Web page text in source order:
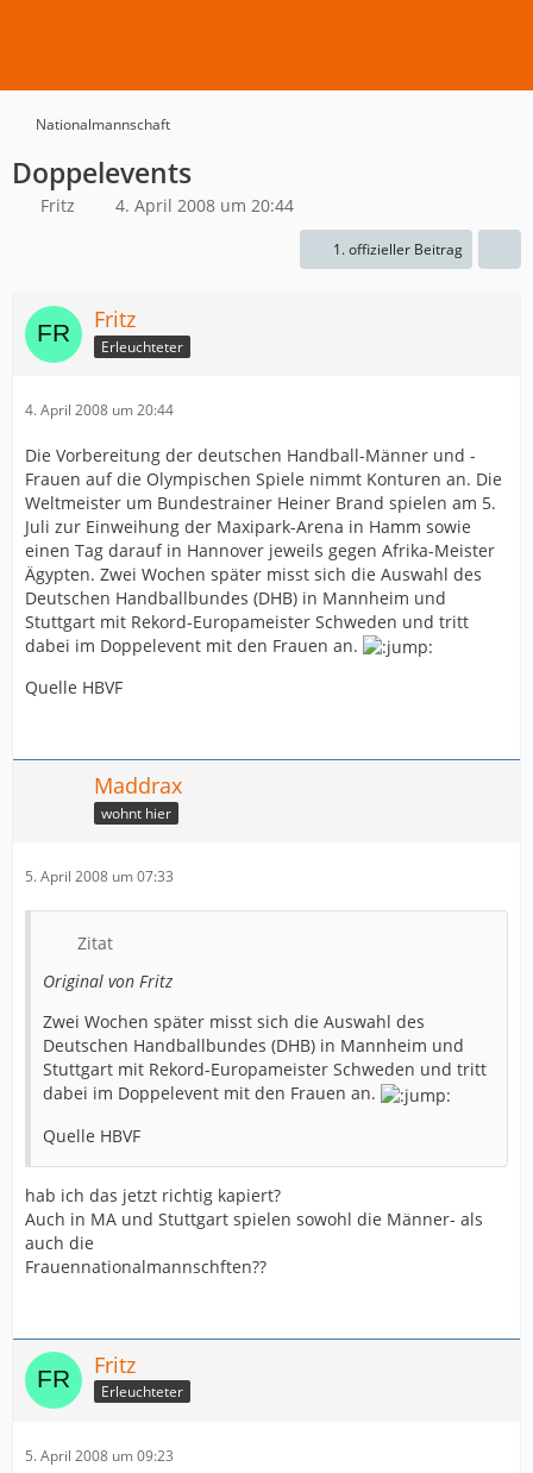
Nationalmannschaft
Doppelevents
Fritz 4. April 2008 um 20:44
1. offizieller Beitrag
Fritz
Erleuchteter
4. April 2008 um 20:44
Die Vorbereitung der deutschen Handball-Männer und -
Frauen auf die Olympischen Spiele nimmt Konturen an. Die
Weltmeister um Bundestrainer Heiner Brand spielen am 5.
Juli zur Einweihung der Maxipark-Arena in Hamm sowie
einen Tag darauf in Hannover jeweils gegen Afrika-Meister
Ägypten. Zwei Wochen später misst sich die Auswahl des
Deutschen Handballbundes (DHB) in Mannheim und
Stuttgart mit Rekord-Europameister Schweden und tritt
dabei im Doppelevent mit den Frauen an.
Quelle HBVF
Maddrax
wohnt hier
5. April 2008 um 07:33
Zitat
Original von Fritz
Zwei Wochen später misst sich die Auswahl des
Deutschen Handballbundes (DHB) in Mannheim und
Stuttgart mit Rekord-Europameister Schweden und tritt
dabei im Doppelevent mit den Frauen an.
Quelle HBVF
hab ich das jetzt richtig kapiert?
Auch in MA und Stuttgart spielen sowohl die Männer- als
auch die
Frauennationalmannschften??
Fritz
Erleuchteter
5. April 2008 um 09:23